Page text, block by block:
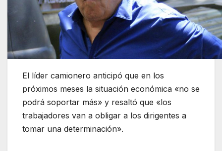
El líder camionero anticipó que en los
próximos meses la situación económica «no se
podrá soportar más» y resaltó que «los
trabajadores van a obligar a los dirigentes a
tomar una determinación».